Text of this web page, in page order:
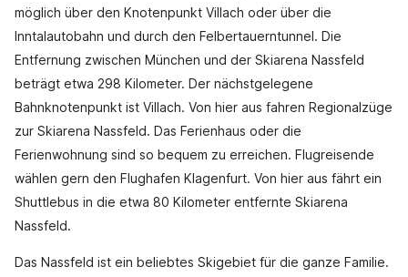
möglich über den Knotenpunkt Villach oder über die
Inntalautobahn und durch den Felbertauerntunnel. Die
Entfernung zwischen München und der Skiarena Nassfeld
beträgt etwa 298 Kilometer. Der nächstgelegene
Bahnknotenpunkt ist Villach. Von hier aus fahren Regionalzüge
zur Skiarena Nassfeld. Das Ferienhaus oder die
Ferienwohnung sind so bequem zu erreichen. Flugreisende
wählen gern den Flughafen Klagenfurt. Von hier aus fährt ein
Shuttlebus in die etwa 80 Kilometer entfernte Skiarena
Nassfeld.
Das Nassfeld ist ein beliebtes Skigebiet für die ganze Familie.